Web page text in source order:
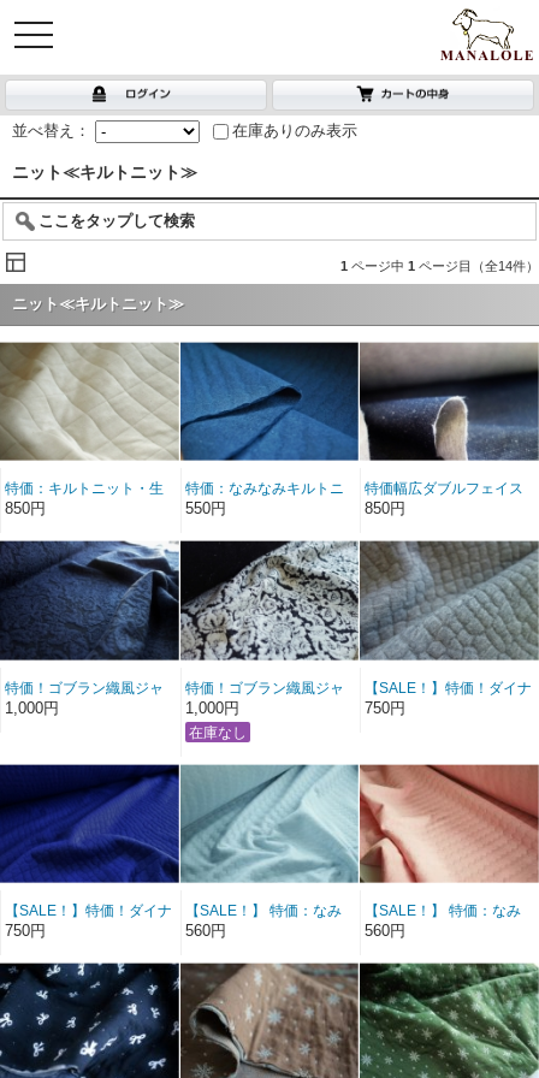
toggle
navigation
並べ替え： 在庫ありのみ表示
ニット≪キルトニット≫
ここをタップして検索
1 ページ中 1 ページ目（全14件）
ニット≪キルトニット≫
特価：キルトニット・生
成り
850円
特価：なみなみキルトニ
ット・ネイビー
550円
特価幅広ダブルフェイス
キルトニット
850円
特価！ゴブラン織風ジャ
ガードキルトニット・ネ
イビー×ブラック
1,000円
特価！ゴブラン織風ジャ
ガードキルトニット・ブ
ラック×ホワイト
1,000円
【SALE！】特価！ダイナ
ソーズジャガードキルト
ニット・グレー杢
750円
【SALE！】特価！ダイナ
ソーズジャガードキルト
ー
750円
【SALE！】 特価：なみ
なみキルトニット・ベビ
560円
【SALE！】 特価：なみ
なみキルトニット・ベビ
560円